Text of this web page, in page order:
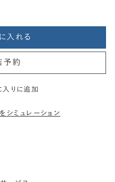
入れる
予約
入りに追加
シミュレーション